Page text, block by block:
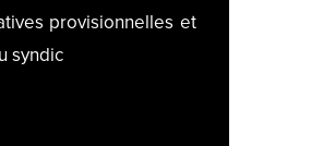
provisionnelles et
syndic